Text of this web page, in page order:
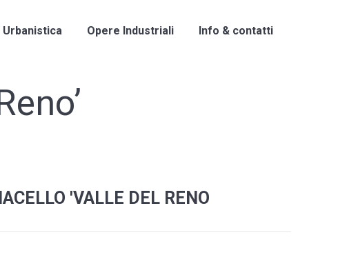
Urbanistica Opere Industriali Info & contatti
'VALLE DEL RENO